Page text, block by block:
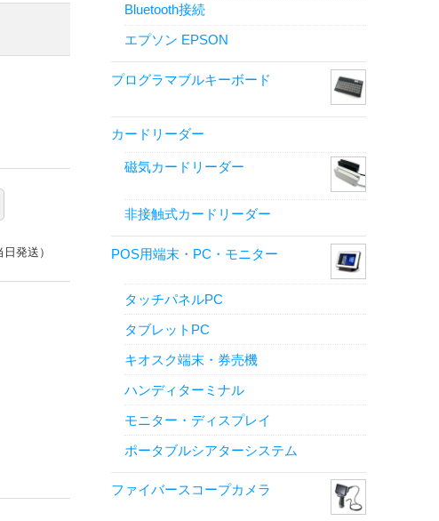
発送）
Bluetooth接続
エプソン EPSON
プログラマブルキーボード
カードリーダー
磁気カードリーダー
非接触式カードリーダー
POS用端末・PC・モニター
タッチパネルPC
タブレットPC
キオスク端末・券売機
ハンディターミナル
モニター・ディスプレイ
ポータブルシアターシステム
ファイバースコープカメラ